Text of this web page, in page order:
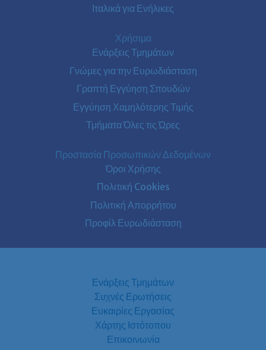
Ιταλικά για Ενήλικες
Χρήσιμα
Ενάρξεις Τμημάτων
Γνώμες για την Ευρωδιάσταση
Γραπτή Εγγύηση Σπουδών
Εγγύηση Χαμηλότερης Τιμής
Τμήματα Όλες τις Ώρες
Προστασία Προσωπικών Δεδομένων
Όροι Χρήσης
Πολιτική Cookies
Πολιτική Απορρήτου
Προφίλ Ευρωδιάσταση
Ενάρξεις Τμημάτων
Συχνές Ερωτήσεις
Ευκαιρίες Εργασίας
Χάρτης Ιστότοπου
Επικοινωνία